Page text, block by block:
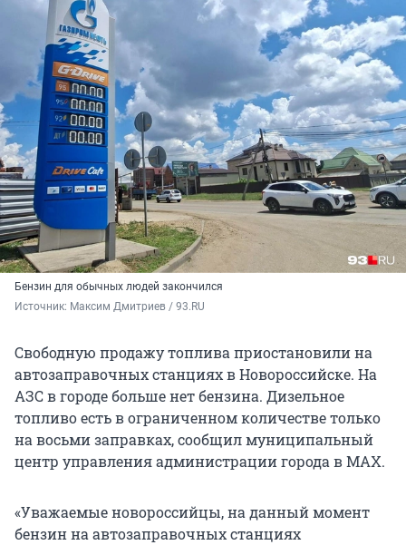
Бензин для обычных людей закончился
Источник: Максим Дмитриев / 93.RU
Свободную продажу топлива приостановили на
автозаправочных станциях в Новороссийске. На
АЗС в городе больше нет бензина. Дизельное
топливо есть в ограниченном количестве только
на восьми заправках, сообщил муниципальный
центр управления администрации города в MAX.
«Уважаемые новороссийцы, на данный момент
бензин на автозаправочных станциях